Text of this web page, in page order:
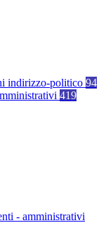
indirizzo-politico 94
419
- amministrativi